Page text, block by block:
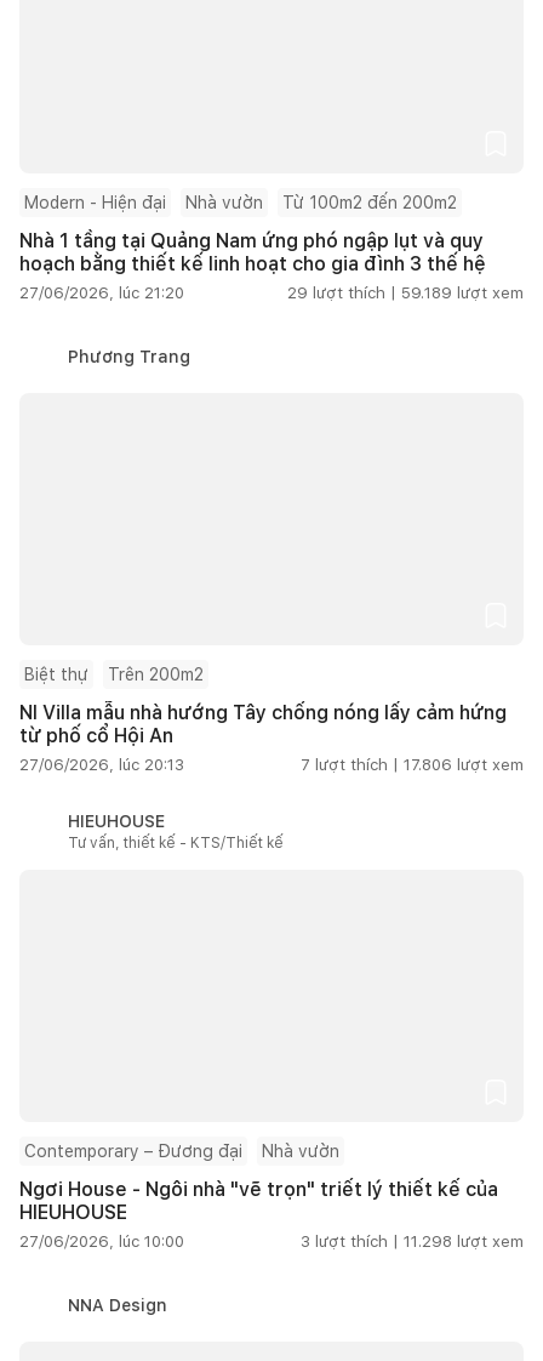
Modern - Hiện đại Nhà vườn Từ 100m2 đến 200m2
Nhà 1 tầng tại Quảng Nam ứng phó ngập lụt và quy
hoạch bằng thiết kế linh hoạt cho gia đình 3 thế hệ
27/06/2026, lúc 21:20 29 lượt thích | 59.189 lượt xem
Phương Trang
Biệt thự Trên 200m2
NI Villa mẫu nhà hướng Tây chống nóng lấy cảm hứng
từ phố cổ Hội An
27/06/2026, lúc 20:13 7 lượt thích | 17.806 lượt xem
HIEUHOUSE
Tư vấn, thiết kế - KTS/Thiết kế
Contemporary – Đương đại Nhà vườn
Ngơi House - Ngôi nhà "vẽ trọn" triết lý thiết kế của
HIEUHOUSE
27/06/2026, lúc 10:00 3 lượt thích | 11.298 lượt xem
NNA Design